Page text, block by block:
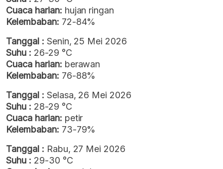
Cuaca harian: hujan ringan
Kelembaban: 72-84%
Tanggal : Senin, 25 Mei 2026
Suhu : 26-29 °C
Cuaca harian: berawan
Kelembaban: 76-88%
Tanggal : Selasa, 26 Mei 2026
Suhu : 28-29 °C
Cuaca harian: petir
Kelembaban: 73-79%
Tanggal : Rabu, 27 Mei 2026
Suhu : 29-30 °C